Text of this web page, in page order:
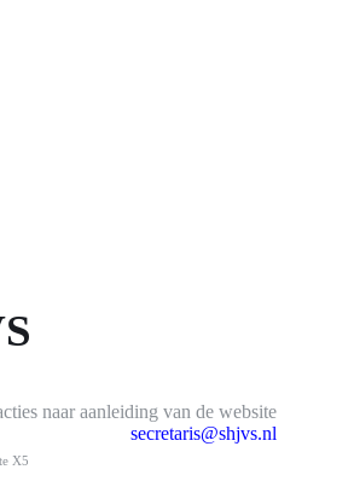
naar aanleiding van de website
secretaris@shjvs.nl
X5